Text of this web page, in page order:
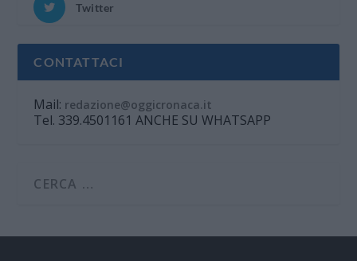
Twitter
CONTATTACI
Mail: redazione@oggicronaca.it
Tel. 339.4501161 ANCHE SU WHATSAPP